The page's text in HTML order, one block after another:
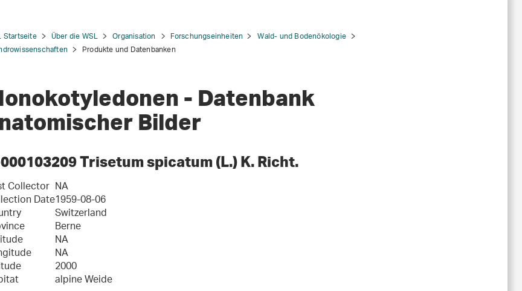
Startseite Über die WSL Organisation Forschungseinheiten
Wald- und Bodenökologie
Produkte und Datenbanken
- Datenbank
Bilder
Trisetum spicatum (L.) K. Richt.
Collector NA
Date1959-08-06
Switzerland
Berne
NA
NA
2000
alpine Weide